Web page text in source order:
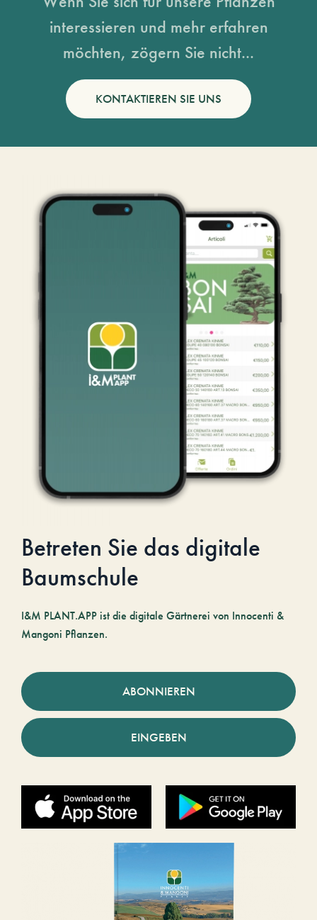
interessieren und mehr erfahren
möchten, zögern Sie nicht...
KONTAKTIEREN SIE UNS
Betreten Sie das digitale
Baumschule
I&M PLANT.APP ist die digitale Gärtnerei von Innocenti &
Mangoni Pflanzen.
ABONNIEREN
EINGEBEN